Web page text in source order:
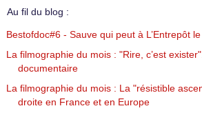
Au fil du blog :
Bestofdoc#6 - Sauve qui peut à L’Entrepôt
La filmographie du mois : "Rire, c’est
documentaire
La filmographie du mois : La "résistible
droite en France et en Europe